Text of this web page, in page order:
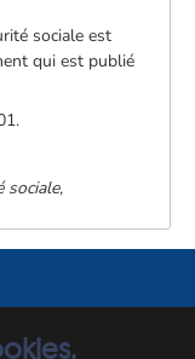
sociale est
qui est publié
sociale,